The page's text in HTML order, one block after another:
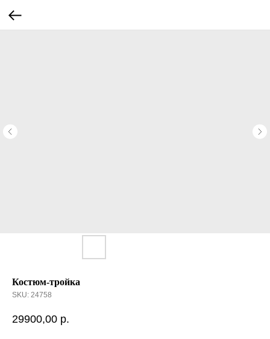
Костюм-тройка
SKU: 24758
29900,00 р.